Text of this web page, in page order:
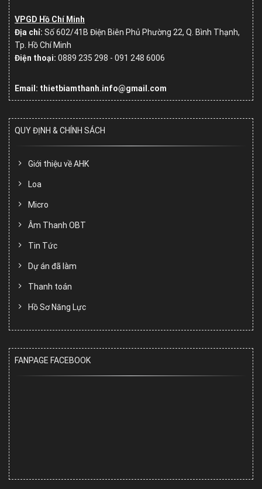
VPGD Hồ Chí Minh
Địa chỉ: Số602/41B Điện Biên Phủ Phường 22, Q. Bình Thạnh,
Tp. Hồ Chí Minh
Điện thoại: 0889 235 298 - 091 248 6006
Email: thietbiamthanh.info@gmail.com
QUY ĐỊNH & CHÍNH SÁCH
Giới thiệu về AHK
Loa
Micro
Âm Thanh OBT
Tin Tức
Dự án đã làm
Thanh toán
Hồ Sơ Năng Lực
FANPAGE FACEBOOK